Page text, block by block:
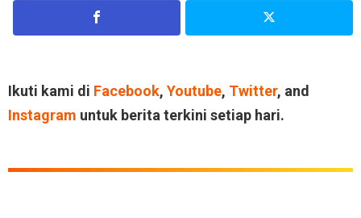
Ikuti kami di Facebook, Youtube, Twitter, and
Instagram untuk berita terkini setiap hari.